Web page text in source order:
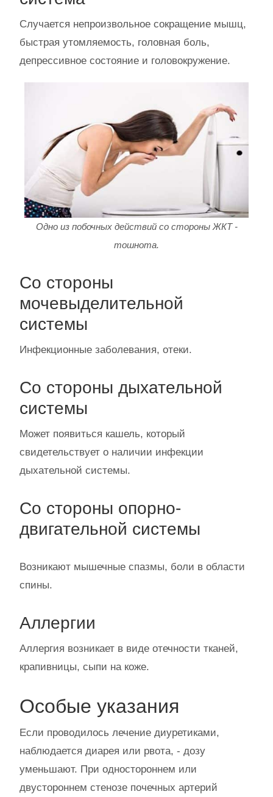
Случается непроизвольное сокращение мышц,
быстрая утомляемость, головная боль,
депрессивное состояние и головокружение.
Одно из побочных действий со стороны ЖКТ -
тошнота.
Со стороны
мочевыделительной
системы
Инфекционные заболевания, отеки.
Со стороны дыхательной
системы
Может появиться кашель, который
свидетельствует о наличии инфекции
дыхательной системы.
Со стороны опорно-
двигательной системы
Возникают мышечные спазмы, боли в области
спины.
Аллергии
Аллергия возникает в виде отечности тканей,
крапивницы, сыпи на коже.
Особые указания
Если проводилось лечение диуретиками,
наблюдается диарея или рвота, - дозу
уменьшают. При одностороннем или
двустороннем стенозе почечных артерий